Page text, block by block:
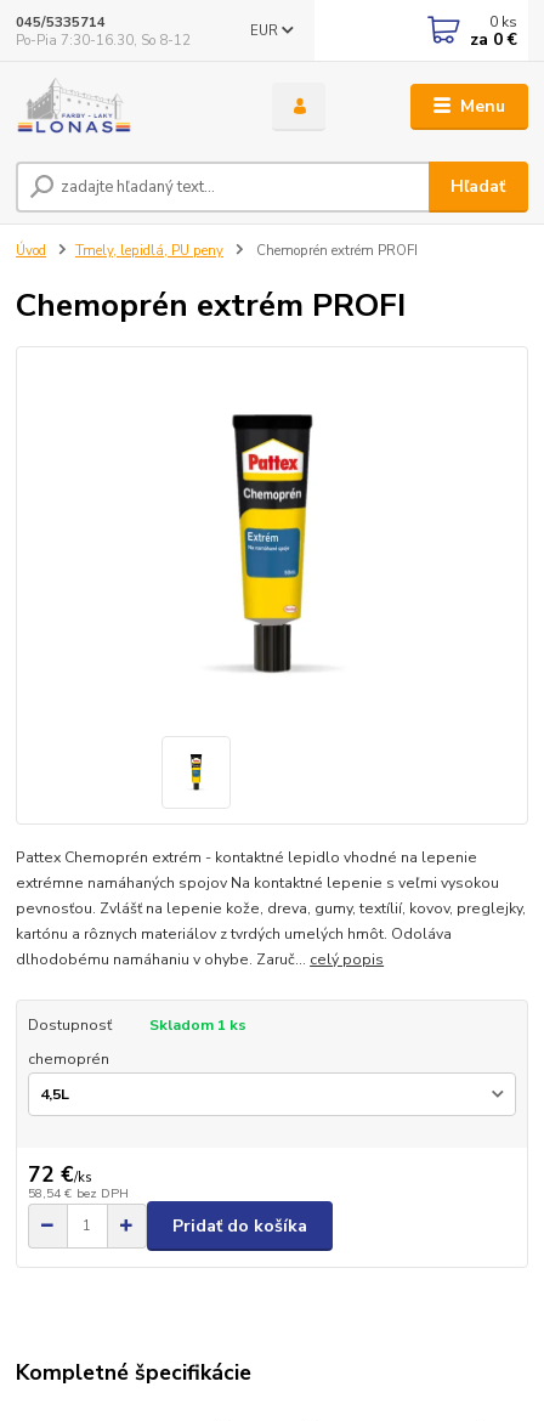
Menu
EUR
Hľadať
045/5335714
Po-Pia 7:30-16.30, So 8-12
0 ks
za 0 €
Úvod Tmely, lepidlá, PU peny Chemoprén extrém PROFI
Chemoprén extrém PROFI
Pattex Chemoprén extrém - kontaktné lepidlo vhodné na lepenie
extrémne namáhaných spojov Na kontaktné lepenie s veľmi vysokou
pevnosťou. Zvlášť na lepenie kože, dreva, gumy, textílií, kovov, preglejky,
kartónu a rôznych materiálov z tvrdých umelých hmôt. Odoláva
dlhodobému namáhaniu v ohybe. Zaruč... celý popis
Dostupnosť
Skladom 1 ks
chemoprén
72 €/ks
58,54 € bez DPH
Pridať do košíka
Kompletné špecifikácie